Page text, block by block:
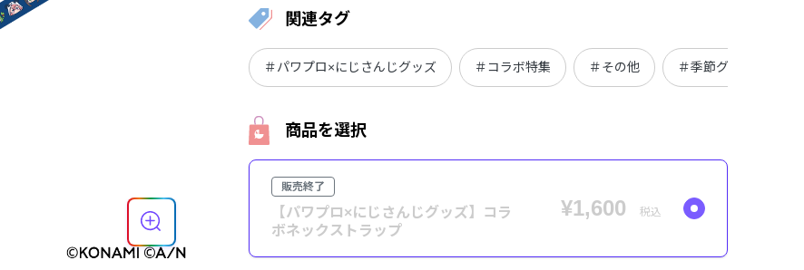
関連タグ
＃パワプロ×にじさんじグッズ ＃コラボ特集 ＃その他 ＃季節グッズ
商品を選択
販売終了
【パワプロ×にじさんじグッズ】コラ
ボネックストラップ
¥1,600 税込